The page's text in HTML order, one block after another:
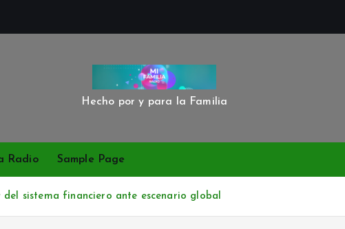
Hecho por y para la Familia
Radio Sample Page
sistema financiero ante escenario global